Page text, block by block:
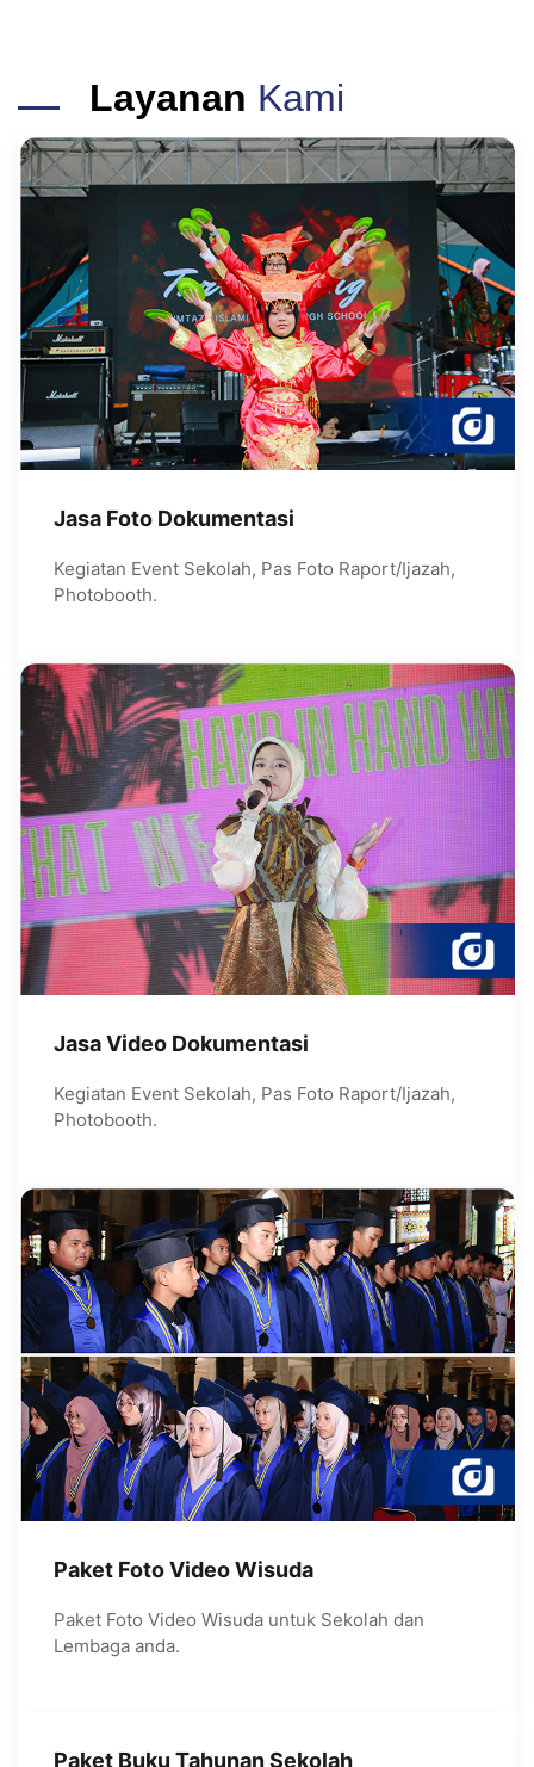
Layanan Kami
Jasa Foto Dokumentasi
Kegiatan Event Sekolah, Pas Foto Raport/Ijazah,
Photobooth.
Jasa Video Dokumentasi
Kegiatan Event Sekolah, Pas Foto Raport/Ijazah,
Photobooth.
Paket Foto Video Wisuda
Paket Foto Video Wisuda untuk Sekolah dan
Lembaga anda.
Paket Buku Tahunan Sekolah